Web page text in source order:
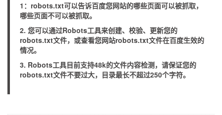
1：robots.txt可以告诉百度您网站的哪些页面可以被抓取，
哪些页面不可以被抓取。
2. 您可以通过Robots工具来创建、校验、更新您的
robots.txt文件，或查看您网站robots.txt文件在百度生效的
情况。
3. Robots工具目前支持48k的文件内容检测，请保证您的
robots.txt文件不要过大，目录最长不超过250个字符。